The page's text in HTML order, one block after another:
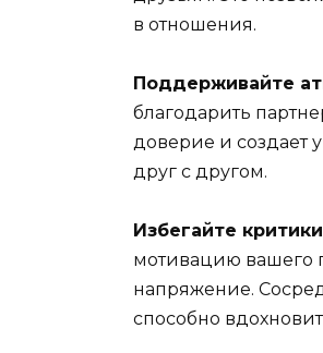
в отношения.
Поддерживайте
благодарить
доверие и создает
друг с другом.
Избегайте
мотивацию вашего
напряжение.
способно